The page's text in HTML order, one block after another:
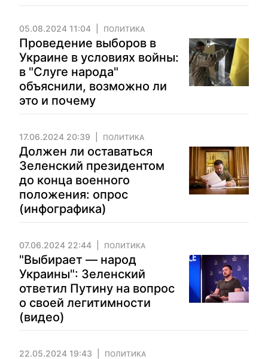
05.08.2024 11:04 ПОЛИТИКА
Проведение выборов в
Украине в условиях войны:
в "Слуге народа"
объяснили, возможно ли
это и почему
17.06.2024 20:39 ПОЛИТИКА
Должен ли оставаться
Зеленский президентом
до конца военного
положения: опрос
(инфографика)
07.06.2024 22:44 ПОЛИТИКА
"Выбирает — народ
Украины": Зеленский
ответил Путину на вопрос
о своей легитимности
(видео)
22.05.2024 19:43 ПОЛИТИКА